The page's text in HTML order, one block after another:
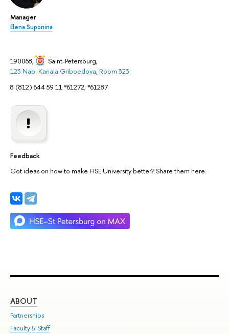
Manager
Elena Suponina
190068, Saint-Petersburg,
123 Nab. Kanala Griboedova, Room 323
8 (812) 644 59 11 *61272; *61287
Feedback
Got ideas on how to make HSE University better? Share them here.
ABOUT
Partnerships
Faculty & Staff